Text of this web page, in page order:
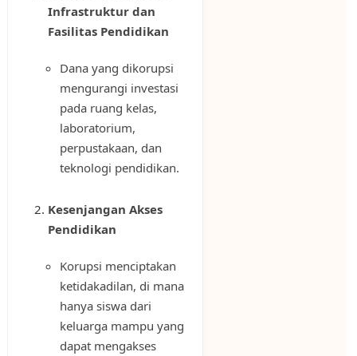
Infrastruktur dan
Fasilitas Pendidikan
Dana yang dikorupsi
mengurangi investasi
pada ruang kelas,
laboratorium,
perpustakaan, dan
teknologi pendidikan.
Kesenjangan Akses
Pendidikan
Korupsi menciptakan
ketidakadilan, di mana
hanya siswa dari
keluarga mampu yang
dapat mengakses